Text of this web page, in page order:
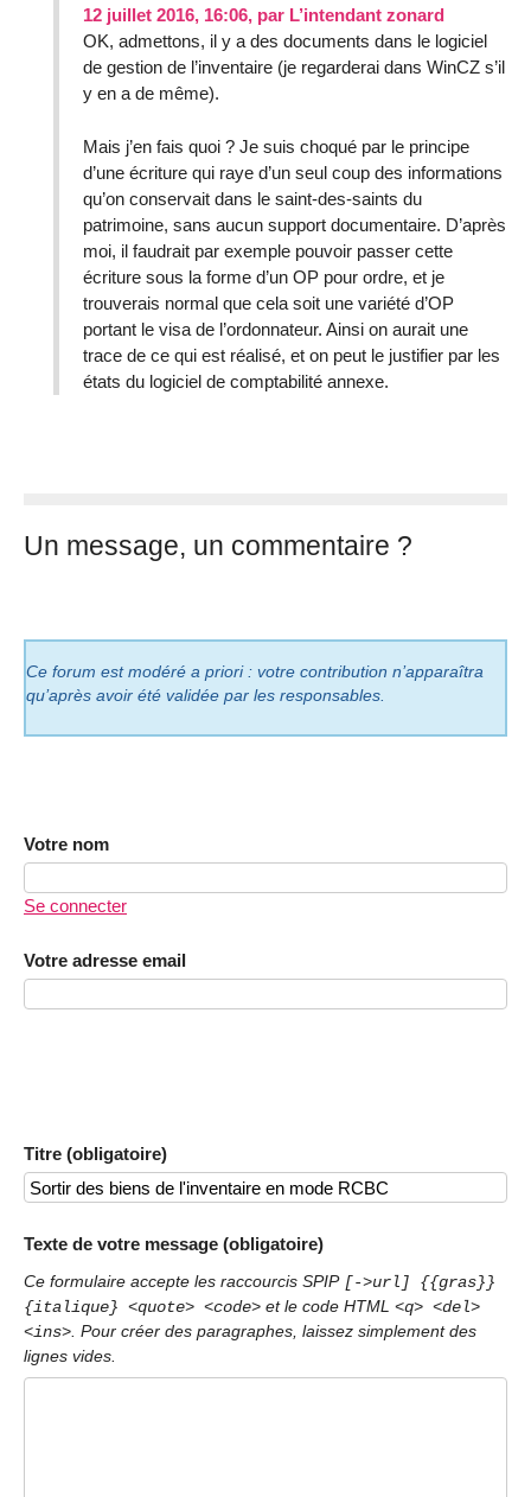
12 juillet 2016, 16:06, par L’intendant zonard
OK, admettons, il y a des documents dans le logiciel
de gestion de l’inventaire (je regarderai dans WinCZ s’il
y en a de même).
Mais j’en fais quoi ? Je suis choqué par le principe
d’une écriture qui raye d’un seul coup des informations
qu’on conservait dans le saint-des-saints du
patrimoine, sans aucun support documentaire. D’après
moi, il faudrait par exemple pouvoir passer cette
écriture sous la forme d’un OP pour ordre, et je
trouverais normal que cela soit une variété d’OP
portant le visa de l’ordonnateur. Ainsi on aurait une
trace de ce qui est réalisé, et on peut le justifier par les
états du logiciel de comptabilité annexe.
Un message, un commentaire ?
Ce forum est modéré a priori : votre contribution n’apparaîtra
qu’après avoir été validée par les responsables.
Votre nom
Se connecter
Votre adresse email
Titre (obligatoire)
Texte de votre message (obligatoire)
Ce formulaire accepte les raccourcis SPIP [->url] {{gras}}
{italique} <quote> <code> et le code HTML <q> <del>
<ins> . Pour créer des paragraphes, laissez simplement des
lignes vides.